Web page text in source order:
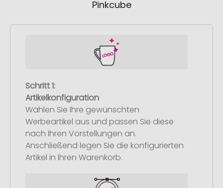
Pinkcube
Schritt 1:
Artikelkonfiguration
Wählen Sie Ihre gewünschten
Werbeartikel aus und passen Sie diese
nach Ihren Vorstellungen an.
Anschließend legen Sie die konfigurierten
Artikel in Ihren Warenkorb.